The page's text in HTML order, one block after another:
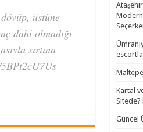
üstüne
dahi olmadığı
sırtına
Modern
Kartal
Sitede?
Güncel